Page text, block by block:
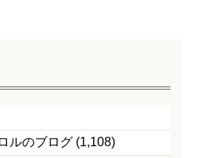
ルのブログ (1,108)